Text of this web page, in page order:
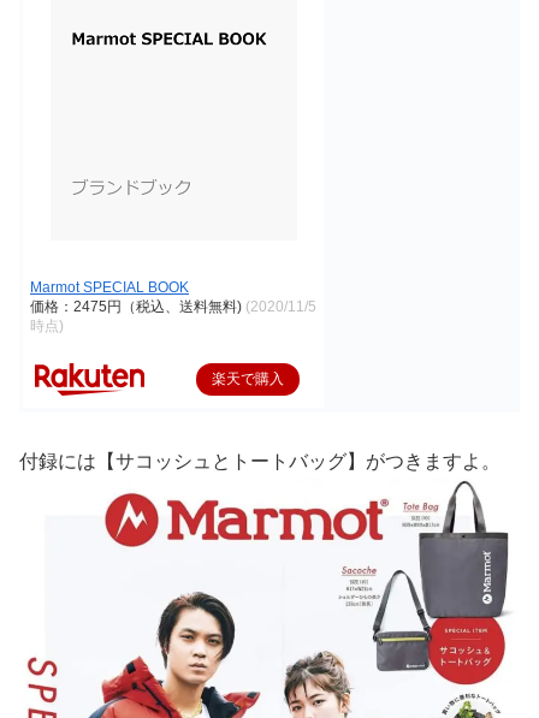
Marmot SPECIAL BOOK
価格：2475円（税込、送料無料) (2020/11/5
時点)
楽天で購入
付録には【サコッシュとトートバッグ】がつきますよ。